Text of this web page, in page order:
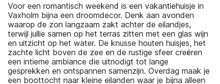
Voor een romantisch weekend is een vakantiehuisje in
Vaxholm bijna een droomdecor. Denk aan avonden
waarop de zon langzaam zakt achter de eilandjes,
terwijl jullie samen op het terras zitten met een glas wijn
en uitzicht op het water. De knusse houten huisjes, het
zachte licht boven de zee en de rustige sfeer creëren
een intieme ambiance die uitnodigt tot lange
gesprekken en ontspannen samenzijn. Overdag maak je
een boottocht naar kleine eilanden waar je bijna alleen